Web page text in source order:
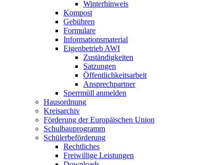
Winterhinweis
Kompost
Gebühren
Formulare
Informationsmaterial
Eigenbetrieb AWI
Zuständigkeiten
Satzungen
Öffentlichkeitsarbeit
Ansprechpartner
Sperrmüll anmelden
Hausordnung
Kreisarchiv
Förderung der Europäischen Union
Schulbauprogramm
Schülerbeförderung
Rechtliches
Freiwillige Leistungen